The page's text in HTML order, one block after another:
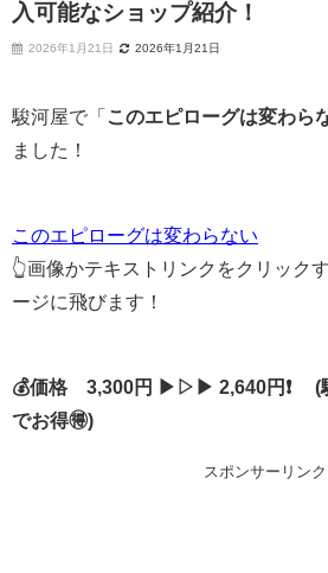
入可能なショップ紹介！
2026年1月21日 2026年1月21日
駿河屋で「 このエピローグは変わら
ました！
このエピローグは変わらない
👆画像かテキストリンクをクリック
ージに飛びます！
💰価格 3,300円 ▶▷▶ 2,640円❗ (
でお得🉐)
スポンサーリンク